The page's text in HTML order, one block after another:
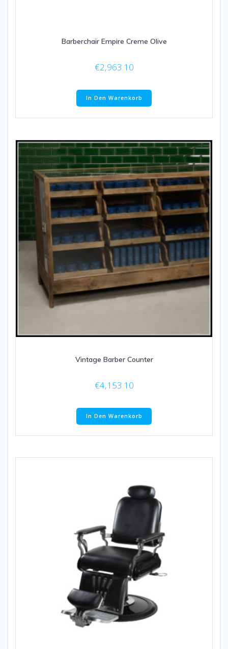
Barberchair Empire Creme Olive
€2,963.10
In Den Warenkorb
Vintage Barber Counter
€4,153.10
In Den Warenkorb